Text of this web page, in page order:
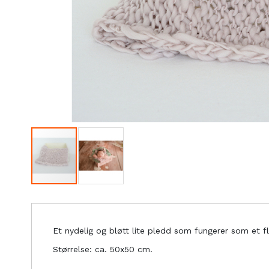
Et nydelig og bløtt lite pledd som fungerer som et
Størrelse: ca. 50x50 cm.